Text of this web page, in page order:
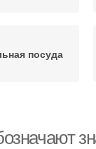
посуда